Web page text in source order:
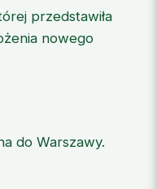
przedstawiła
nowego
do Warszawy.